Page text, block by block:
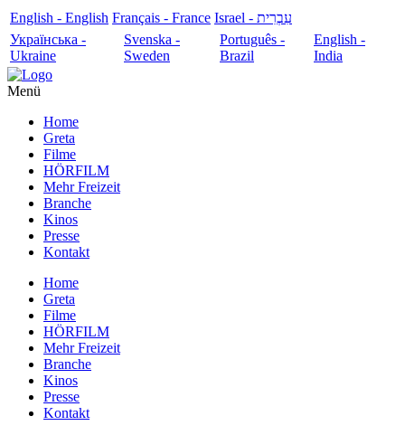
English - English Français - France
עִבְרִית - Israel
Українська -
Ukraine
Svenska -
Sweden
Português -
Brazil
English -
India
Menü
Home
Greta
Filme
HÖRFILM
Mehr Freizeit
Branche
Kinos
Presse
Kontakt
Home
Greta
Filme
HÖRFILM
Mehr Freizeit
Branche
Kinos
Presse
Kontakt